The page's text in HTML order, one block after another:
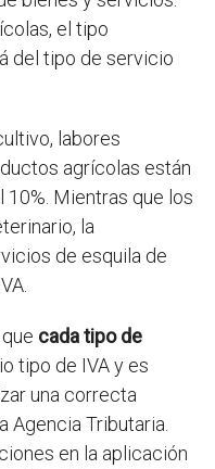
el tipo
del tipo de servicio
labores
agrícolas están
Mientras que los
la
de esquila de
cada tipo de
tipo de IVA y es
una correcta
Agencia Tributaria.
en la aplicación